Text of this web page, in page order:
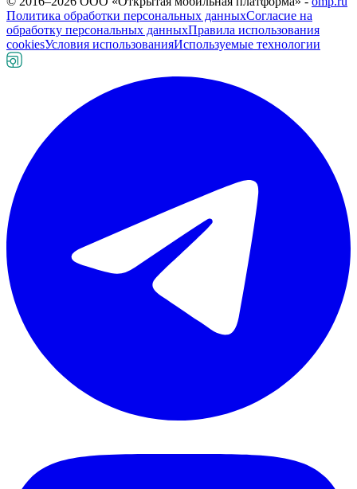
Политика обработки персональных данныхСогласие на
обработку персональных данныхПравила использования
cookiesУсловия использованияИспользуемые технологии